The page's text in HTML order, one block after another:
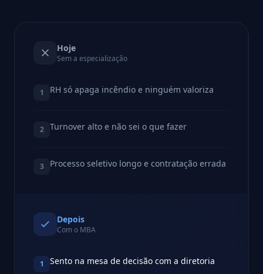
Hoje
Sem a especialização
1 RH só apaga incêndio e ninguém valoriza
2 Turnover alto e não sei o que fazer
3 Processo seletivo longo e contratação errada
Depois
Com o MBA
1 Sento na mesa de decisão com a diretoria